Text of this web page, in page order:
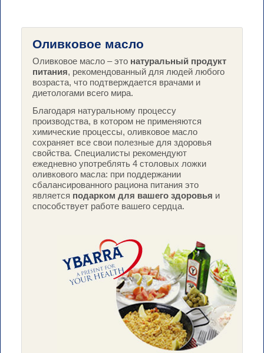
КУЛИНАРНОЕ
ИСКУССТВО
ПРОДУКЦИЯ
YBARRA В МИРЕ
КОНТАКТ
Оливковое масло
Оливковое масло – это натуральный продукт
питания, рекомендованный для людей любого
возраста, что подтверждается врачами и
диетологами всего мира.
Благодаря натуральному процессу
производства, в котором не применяются
химические процессы, оливковое масло
сохраняет все свои полезные для здоровья
свойства. Специалисты рекомендуют
ежедневно употреблять 4 столовых ложки
оливкового масла: при поддержании
сбалансированного рациона питания это
является подарком для вашего здоровья и
способствует работе вашего сердца.